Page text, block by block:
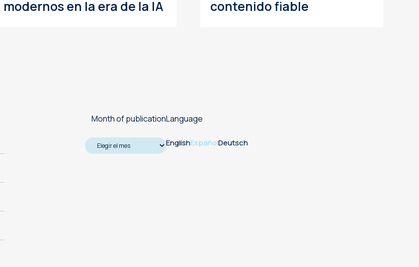
modernos en la era de la IA
contenido fiable
Month of publicationLanguage
EnglishEspañolDeutsch